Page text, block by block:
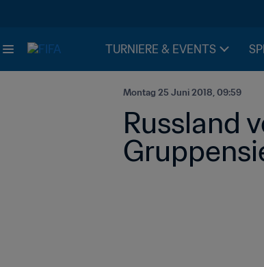
TURNIERE & EVENTS
Montag 25 Juni 2018, 09:59
Russland